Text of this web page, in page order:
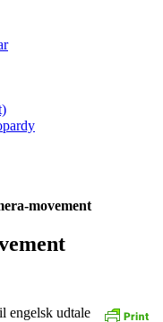
movement
engelsk udtale